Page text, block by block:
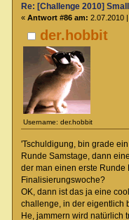
der.hobbit
Username: der.hobbit
Re: [Challenge 2010]
« Antwort #86 am: 2.07.2010
'Tschuldigung, bin grade
Runde Samstage, dann
der man einen erste
Finalisierungswoche?
OK, dann ist das ja eine
challenge, in der eigentlich
He, jammern wird natürlich